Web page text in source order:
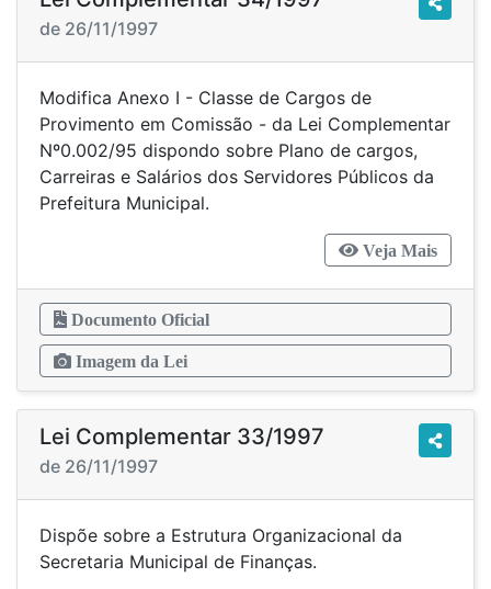
de 26/11/1997
Modifica Anexo I - Classe de Cargos de
Provimento em Comissão - da Lei Complementar
Nº0.002/95 dispondo sobre Plano de cargos,
Carreiras e Salários dos Servidores Públicos da
Prefeitura Municipal.
Veja Mais
Documento Oficial
Imagem da Lei
Lei Complementar 33/1997
de 26/11/1997
Dispõe sobre a Estrutura Organizacional da
Secretaria Municipal de Finanças.